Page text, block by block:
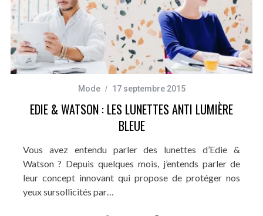
Mode 17 septembre 2015
EDIE & WATSON : LES LUNETTES ANTI LUMIÈRE
BLEUE
Vous avez entendu parler des lunettes d’Edie &
Watson ? Depuis quelques mois, j’entends parler de
leur concept innovant qui propose de protéger nos
yeux sursollicités par…